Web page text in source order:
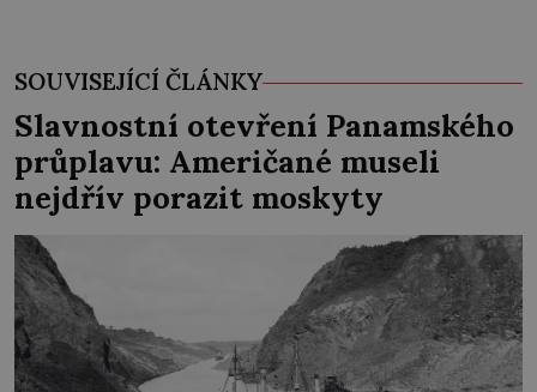
SOUVISEJÍCÍ ČLÁNKY
Slavnostní otevření Panamského
průplavu: Američané museli
nejdřív porazit moskyty